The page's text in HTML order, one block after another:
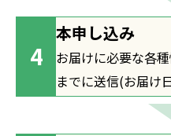
本申し込み
お届けに必要な各
までに送信(お届け